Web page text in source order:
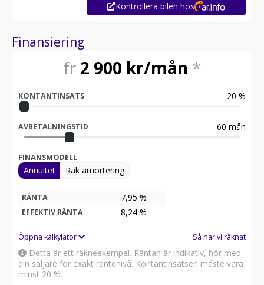
Kontrollera bilen hos
Finansiering
fr 2 900 kr/mån *
KONTANTINSATS 20 %
AVBETALNINGSTID 60 mån
FINANSMODELL
Annuitet Rak amortering
RÄNTA 7,95 %
EFFEKTIV RÄNTA 8,24 %
Öppna kalkylator Så har vi räknat
Detta är ett räkneexempel. Räntan är indikativ, hör med
din säljare för exakt räntenivå. Kontantinsatsen måste vara
minst 20 %.